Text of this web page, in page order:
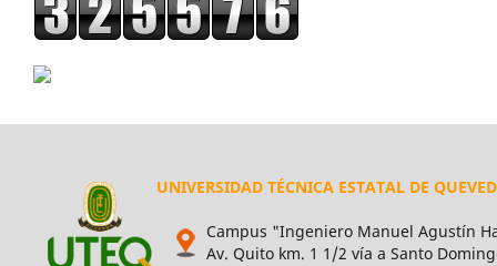
UNIVERSIDAD TÉCNICA ESTATAL DE
Campus "Ingeniero Manuel Agustín
Av. Quito km. 1 1/2 vía a Santo